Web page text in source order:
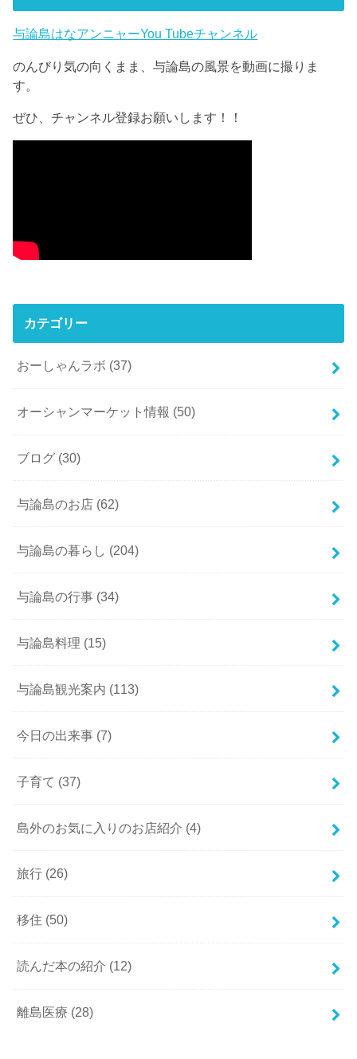
与論島はなアンニャーYou Tubeチャンネル
のんびり気の向くまま、与論島の風景を動画に撮りま
す。
ぜひ、チャンネル登録お願いします！！
カテゴリー
おーしゃんラボ (37)
オーシャンマーケット情報 (50)
ブログ (30)
与論島のお店 (62)
与論島の暮らし (204)
与論島の行事 (34)
与論島料理 (15)
与論島観光案内 (113)
今日の出来事 (7)
子育て (37)
島外のお気に入りのお店紹介 (4)
旅行 (26)
移住 (50)
読んだ本の紹介 (12)
離島医療 (28)